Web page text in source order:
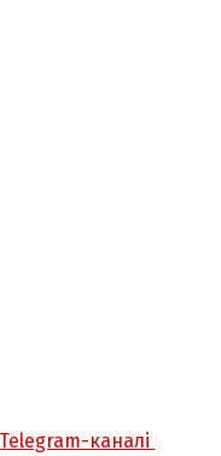
каналі